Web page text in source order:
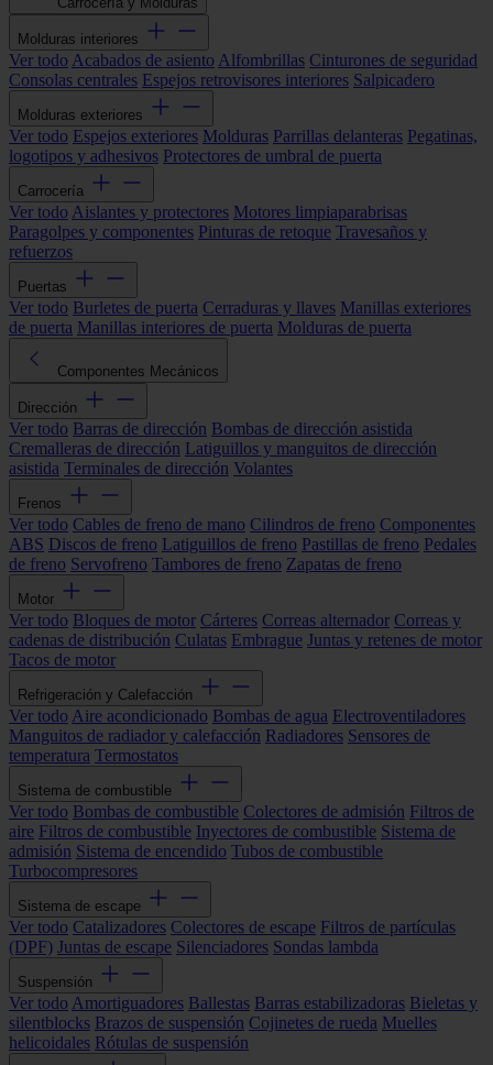
Molduras interiores
Ver todo Acabados de asiento Alfombrillas Cinturones de seguridad
Consolas centrales Espejos retrovisores interiores Salpicadero
Molduras exteriores
Ver todo Espejos exteriores Molduras Parrillas delanteras Pegatinas,
logotipos y adhesivos Protectores de umbral de puerta
Carrocería
Ver todo Aislantes y protectores Motores limpiaparabrisas
Paragolpes y componentes Pinturas de retoque Travesaños y
refuerzos
Puertas
Ver todo Burletes de puerta Cerraduras y llaves Manillas exteriores
de puerta Manillas interiores de puerta Molduras de puerta
Componentes Mecánicos
Dirección
Ver todo Barras de dirección Bombas de dirección asistida
Cremalleras de dirección Latiguillos y manguitos de dirección
asistida Terminales de dirección Volantes
Frenos
Ver todo Cables de freno de mano Cilindros de freno Componentes
ABS Discos de freno Latiguillos de freno Pastillas de freno Pedales
de freno Servofreno Tambores de freno Zapatas de freno
Motor
Ver todo Bloques de motor Cárteres Correas alternador Correas y
cadenas de distribución Culatas Embrague Juntas y retenes de motor
Tacos de motor
Refrigeración y Calefacción
Ver todo Aire acondicionado Bombas de agua Electroventiladores
Manguitos de radiador y calefacción Radiadores Sensores de
temperatura Termostatos
Sistema de combustible
Ver todo Bombas de combustible Colectores de admisión Filtros de
aire Filtros de combustible Inyectores de combustible Sistema de
admisión Sistema de encendido Tubos de combustible
Turbocompresores
Sistema de escape
Ver todo Catalizadores Colectores de escape Filtros de partículas
(DPF) Juntas de escape Silenciadores Sondas lambda
Suspensión
Ver todo Amortiguadores Ballestas Barras estabilizadoras Bieletas y
silentblocks Brazos de suspensión Cojinetes de rueda Muelles
helicoidales Rótulas de suspensión